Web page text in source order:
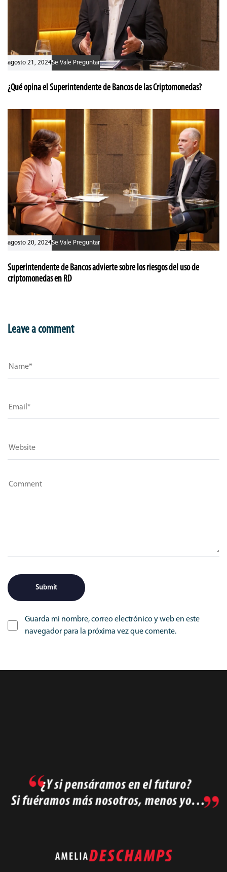
agosto 21, 2024Se Vale Preguntar
¿Qué opina el Superintendente de Bancos de las Criptomonedas?
agosto 20, 2024Se Vale Preguntar
Superintendente de Bancos advierte sobre los riesgos del uso de
criptomonedas en RD
Leave a comment
Guarda mi nombre, correo electrónico y web en este
navegador para la próxima vez que comente.